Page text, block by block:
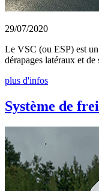
29/07/2020
Le VSC (ou ESP) est
dérapages latéraux et
plus d'infos
Système de